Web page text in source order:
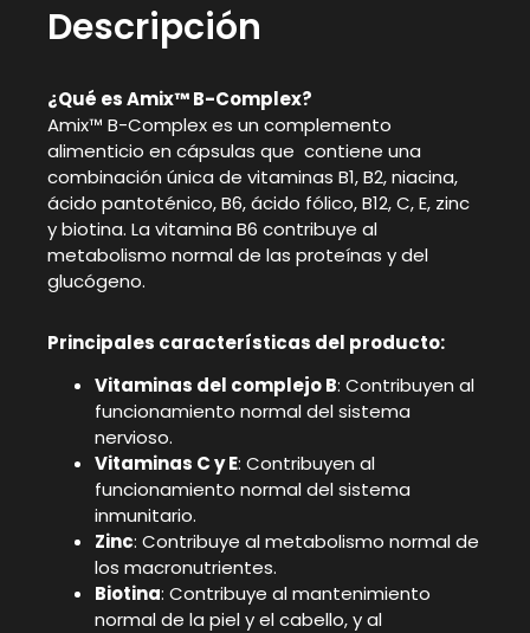
Descripción
¿Qué es Amix™ B-Complex?
Amix™ B-Complex es un complemento
alimenticio en cápsulas que contiene una
combinación única de vitaminas B1, B2, niacina,
ácido pantoténico, B6, ácido fólico, B12, C, E, zinc
y biotina. La vitamina B6 contribuye al
metabolismo normal de las proteínas y del
glucógeno.
Principales características del producto:
Vitaminas del complejo B: Contribuyen al
funcionamiento normal del sistema
nervioso.
Vitaminas C y E: Contribuyen al
funcionamiento normal del sistema
inmunitario.
Zinc: Contribuye al metabolismo normal de
los macronutrientes.
Biotina: Contribuye al mantenimiento
normal de la piel y el cabello, y al